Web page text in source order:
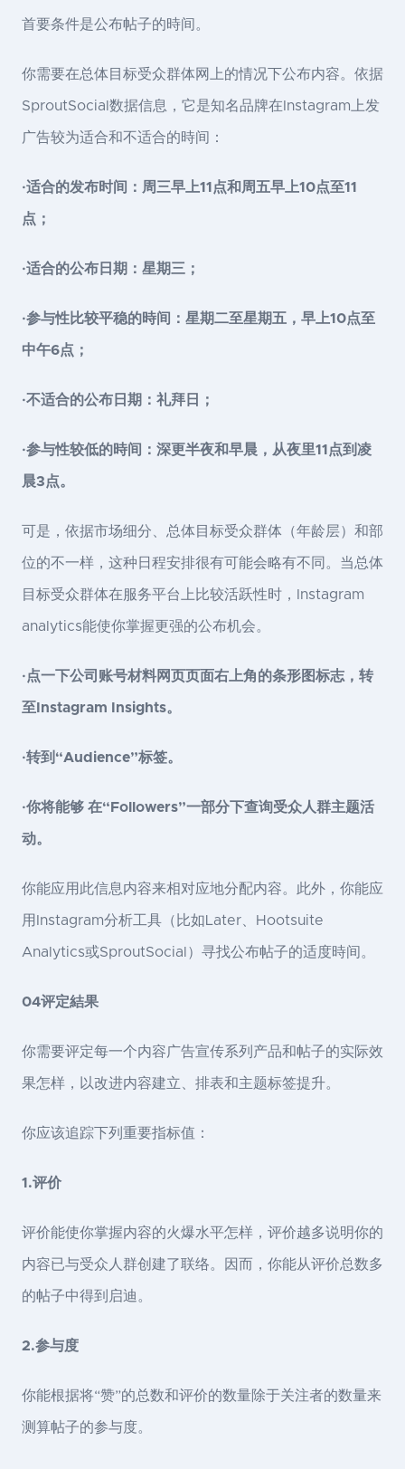
首要条件是公布帖子的時间。
你需要在总体目标受众群体网上的情况下公布内容。依据
SproutSocial数据信息，它是知名品牌在Instagram上发
广告较为适合和不适合的時间：
·适合的发布时间：周三早上11点和周五早上10点至11
点；
·适合的公布日期：星期三；
·参与性比较平稳的時间：星期二至星期五，早上10点至
中午6点；
·不适合的公布日期：礼拜日；
·参与性较低的時间：深更半夜和早晨，从夜里11点到凌
晨3点。
可是，依据市场细分、总体目标受众群体（年龄层）和部
位的不一样，这种日程安排很有可能会略有不同。当总体
目标受众群体在服务平台上比较活跃性时，Instagram
analytics能使你掌握更强的公布机会。
·点一下公司账号材料网页页面右上角的条形图标志，转
至Instagram Insights。
·转到“Audience”标签。
·你将能够 在“Followers”一部分下查询受众人群主题活
动。
你能应用此信息内容来相对应地分配内容。此外，你能应
用Instagram分析工具（比如Later、Hootsuite
Analytics或SproutSocial）寻找公布帖子的适度時间。
04评定結果
你需要评定每一个内容广告宣传系列产品和帖子的实际效
果怎样，以改进内容建立、排表和主题标签提升。
你应该追踪下列重要指标值：
1.评价
评价能使你掌握内容的火爆水平怎样，评价越多说明你的
内容已与受众人群创建了联络。因而，你能从评价总数多
的帖子中得到启迪。
2.参与度
你能根据将“赞”的总数和评价的数量除于关注者的数量来
测算帖子的参与度。